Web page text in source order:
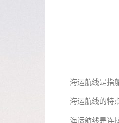
海运航线是指
海运航线的特
海运航线是连